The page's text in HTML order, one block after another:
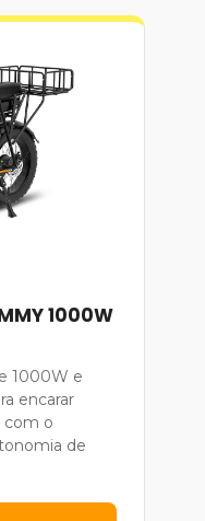
1000W
1000W e
encarar
com o
de